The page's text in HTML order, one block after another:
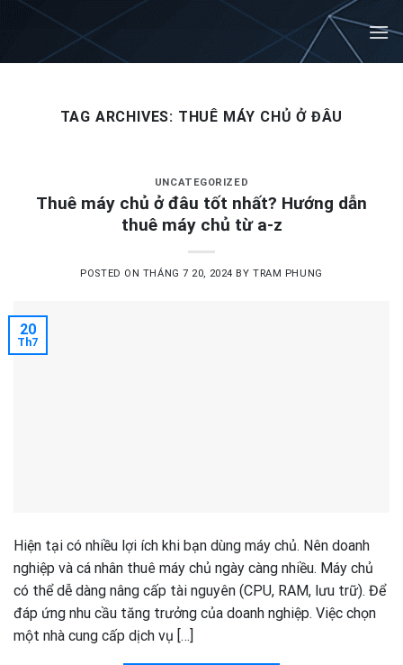
Skip
content
TAG ARCHIVES: THUÊ MÁY CHỦ Ở ĐÂU
UNCATEGORIZED
Thuê máy chủ ở đâu tốt nhất? Hướng dẫn
thuê máy chủ từ a-z
POSTED ON THÁNG 7 20, 2024 BYTRAM PHUNG
20
Th7
Hiện tại có nhiều lợi ích khi bạn dùng máy chủ. Nên doanh
nghiệp và cá nhân thuê máy chủ ngày càng nhiều. Máy chủ
có thể dễ dàng nâng cấp tài nguyên (CPU, RAM, lưu trữ). Để
đáp ứng nhu cầu tăng trưởng của doanh nghiệp. Việc chọn
một nhà cung cấp dịch vụ […]